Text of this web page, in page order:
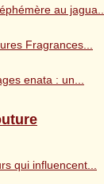
au jagua...
Fragrances...
enata : un...
qui influencent...